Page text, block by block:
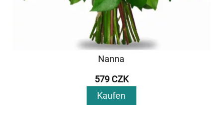
Nanna
579 CZK
Kaufen